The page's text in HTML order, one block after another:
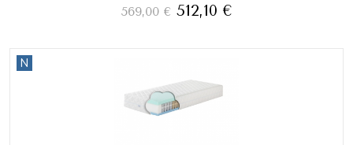
569,00 € 512,10 €
N